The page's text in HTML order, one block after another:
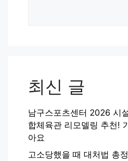
최신 글
남구스포츠센터 2026 시
합체육관 리모델링 추천!
아요
고소당했을 때 대처법 총